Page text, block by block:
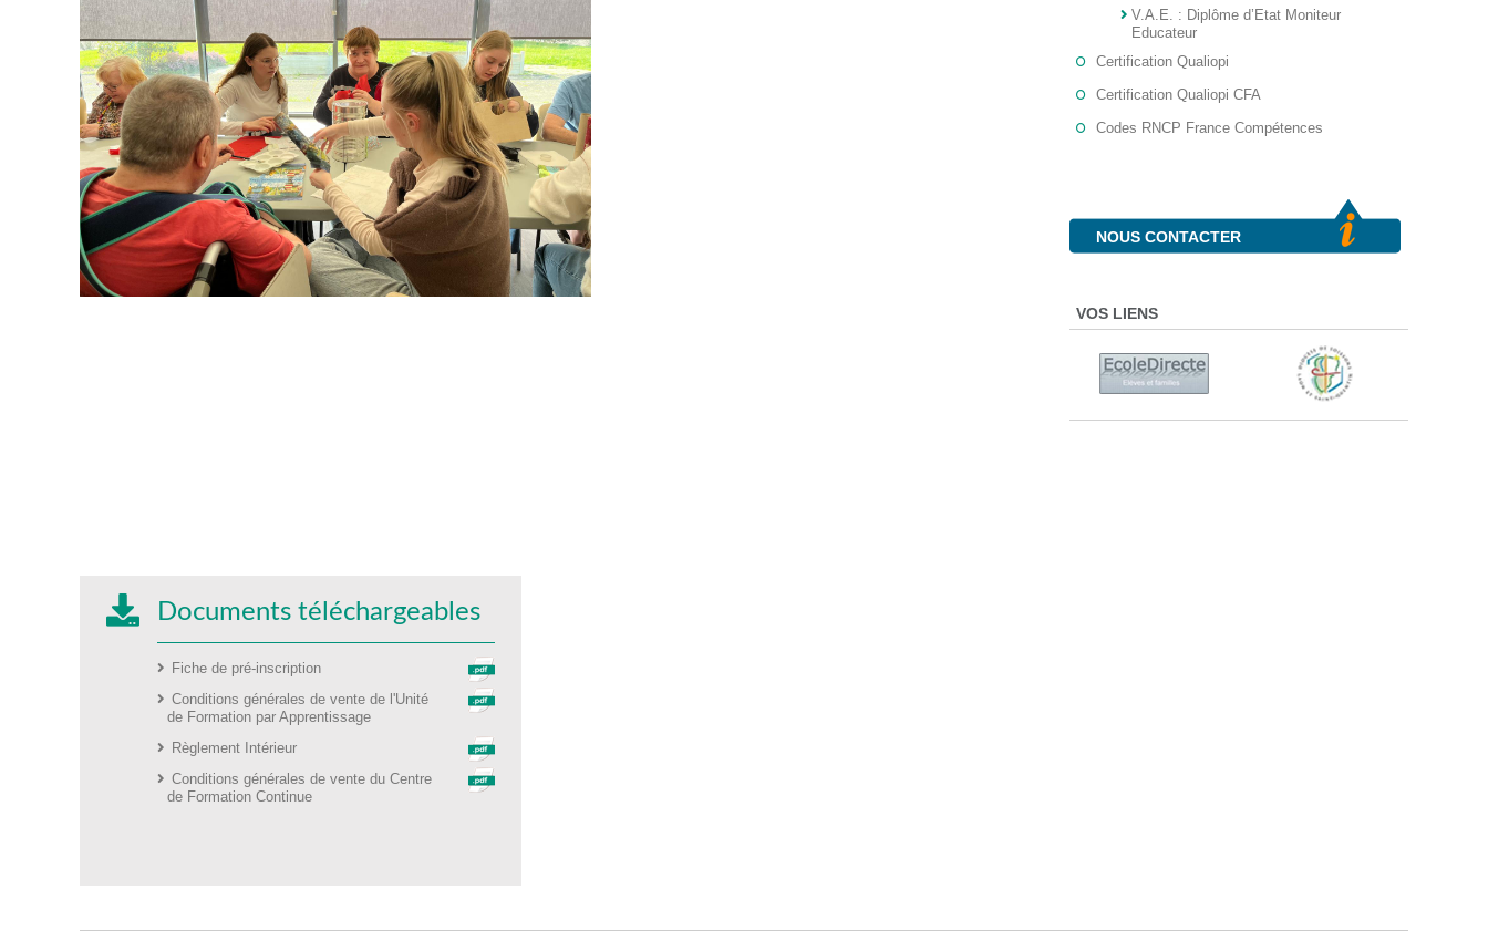
V.A.E. : Diplôme d’Etat Moniteur
Educateur
Certification Qualiopi
Certification Qualiopi CFA
Codes RNCP France Compétences
NOUS CONTACTER
VOS LIENS
Documents téléchargeables
Fiche de pré-inscription
Conditions générales de vente de l'Unité
de Formation par Apprentissage
Règlement Intérieur
Conditions générales de vente du Centre
de Formation Continue